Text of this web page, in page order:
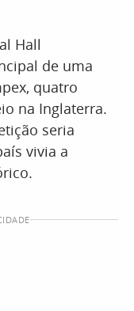
Hall
de uma
quatro
na Inglaterra.
seria
vivia a